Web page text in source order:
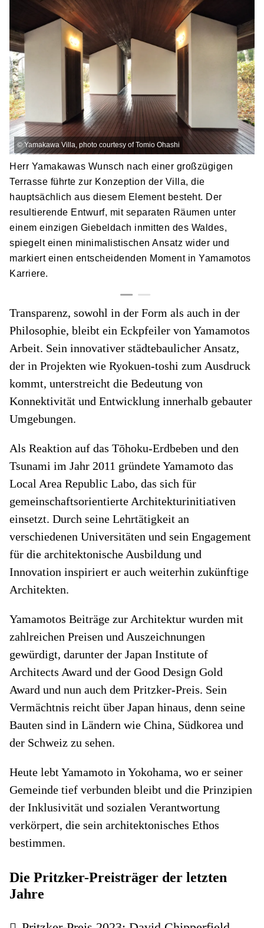
© Yamakawa Villa, photo courtesy of Tomio Ohashi
Herr Yamakawas Wunsch nach einer großzügigen
Terrasse führte zur Konzeption der Villa, die
hauptsächlich aus diesem Element besteht. Der
resultierende Entwurf, mit separaten Räumen unter
einem einzigen Giebeldach inmitten des Waldes,
spiegelt einen minimalistischen Ansatz wider und
markiert einen entscheidenden Moment in Yamamotos
Karriere.
Transparenz, sowohl in der Form als auch in der
Philosophie, bleibt ein Eckpfeiler von Yamamotos
Arbeit. Sein innovativer städtebaulicher Ansatz,
der in Projekten wie Ryokuen-toshi zum Ausdruck
kommt, unterstreicht die Bedeutung von
Konnektivität und Entwicklung innerhalb gebauter
Umgebungen.
Als Reaktion auf das Tōhoku-Erdbeben und den
Tsunami im Jahr 2011 gründete Yamamoto das
Local Area Republic Labo, das sich für
gemeinschaftsorientierte Architekturinitiativen
einsetzt. Durch seine Lehrtätigkeit an
verschiedenen Universitäten und sein Engagement
für die architektonische Ausbildung und
Innovation inspiriert er auch weiterhin zukünftige
Architekten.
Yamamotos Beiträge zur Architektur wurden mit
zahlreichen Preisen und Auszeichnungen
gewürdigt, darunter der Japan Institute of
Architects Award und der Good Design Gold
Award und nun auch dem Pritzker-Preis. Sein
Vermächtnis reicht über Japan hinaus, denn seine
Bauten sind in Ländern wie China, Südkorea und
der Schweiz zu sehen.
Heute lebt Yamamoto in Yokohama, wo er seiner
Gemeinde tief verbunden bleibt und die Prinzipien
der Inklusivität und sozialen Verantwortung
verkörpert, die sein architektonisches Ethos
bestimmen.
Die Pritzker-Preisträger der letzten
Jahre